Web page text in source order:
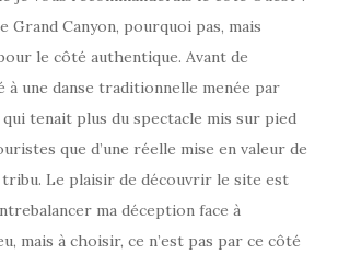
Grand Canyon, pourquoi pas, mais
le côté authentique. Avant de
à une danse traditionnelle menée par
qui tenait plus du spectacle mis sur pied
que d’une réelle mise en valeur de
Le plaisir de découvrir le site est
ma déception face à
mais à choisir, ce n’est pas par ce côté